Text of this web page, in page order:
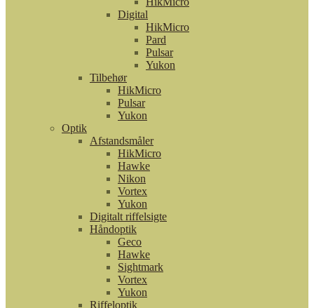
Digital
HikMicro
Pard
Pulsar
Yukon
Tilbehør
HikMicro
Pulsar
Yukon
Optik
Afstandsmåler
HikMicro
Hawke
Nikon
Vortex
Yukon
Digitalt riffelsigte
Håndoptik
Geco
Hawke
Sightmark
Vortex
Yukon
Riffeloptik